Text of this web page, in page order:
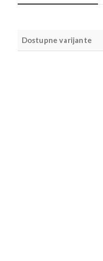
Dostupne varijante